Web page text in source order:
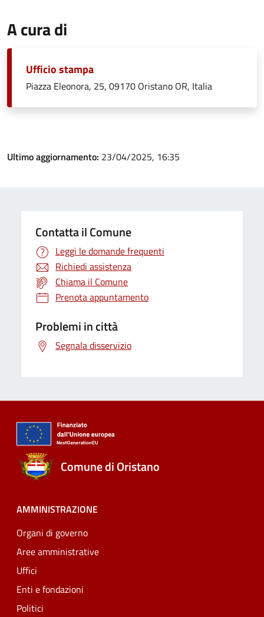
A cura di
Ufficio stampa
Piazza Eleonora, 25, 09170 Oristano OR, Italia
Ultimo aggiornamento: 23/04/2025, 16:35
Contatta il Comune
Leggi le domande frequenti
Richiedi assistenza
Chiama il Comune
Prenota appuntamento
Problemi in città
Segnala disservizio
Comune di Oristano
AMMINISTRAZIONE
Organi di governo
Aree amministrative
Uffici
Enti e fondazioni
Politici